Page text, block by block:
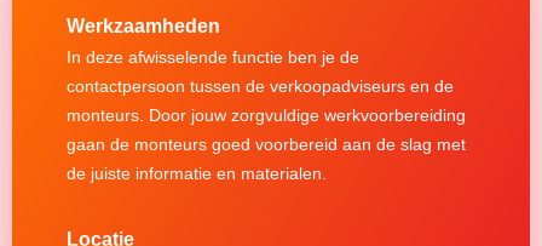
Werkzaamheden
In deze afwisselende functie ben je de
contactpersoon tussen de verkoopadviseurs en de
monteurs. Door jouw zorgvuldige werkvoorbereiding
gaan de monteurs goed voorbereid aan de slag met
de juiste informatie en materialen.